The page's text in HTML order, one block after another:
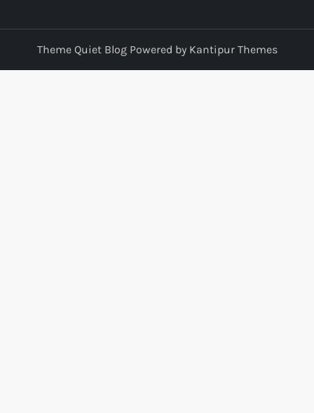
Theme Quiet Blog Powered by Kantipur Themes